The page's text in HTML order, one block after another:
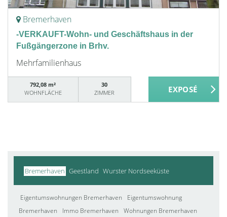
Bremerhaven
-VERKAUFT-Wohn- und Geschäftshaus in der
Fußgängerzone in Brhv.
Mehrfamilienhaus
792,08 m²
WOHNFLÄCHE
30
ZIMMER
Bremerhaven Geestland Wurster Nordseeküste
Eigentumswohnungen Bremerhaven
Eigentumswohnung
Bremerhaven
Immo Bremerhaven Wohnungen Bremerhaven